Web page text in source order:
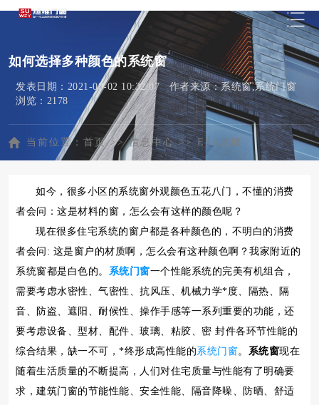
如何选择多种颜色的系统窗
发表日期：2021-08-02 10:32:07 作者来源：系统窗,系统门窗
浏览：2178
当前位置： 首页>>信息中心>>ESS玻璃
如今，很多小区的系统窗外观颜色五花八门，不懂的消费
者会问：这是材料的窗，怎么会有这样的颜色呢？
现在很多住宅系统的窗户都是各种颜色的，不明白的消费
者会问: 这是窗户的材质啊，怎么会有这种颜色啊？我家附近的
系统窗都是白色的。 系统门窗一个性能系统的完美有机组合，
需要考虑水密性、气密性、抗风压、机械力学*度、隔热、隔
音、防盗、遮阳、耐候性、操作手感等一系列重要的功能，还
要考虑设备、型材、配件、玻璃、粘胶、密 封件各环节性能的
综合结果，缺一不可，*终形成高性能的系统门窗。 系统窗现在
随着生活质量的不断提高，人们对住宅质量与性能有了明确要
求，建筑门窗的节能性能、安全性能、隔音降噪、防晒、舒适